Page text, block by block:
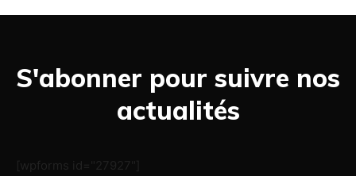
S'abonner pour suivre nos
actualités
[wpforms id="27927"]